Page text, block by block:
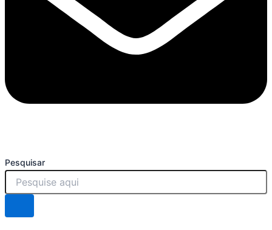
Pesquisar